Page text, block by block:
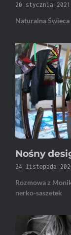
20 stycznia 2021
Naturalna
Nośny
24 listopada
Rozmowa z
nerko-saszetek